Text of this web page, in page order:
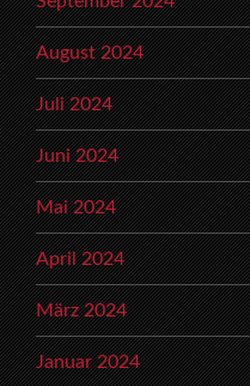
August 2024
Juli 2024
Juni 2024
Mai 2024
April 2024
März 2024
Januar 2024